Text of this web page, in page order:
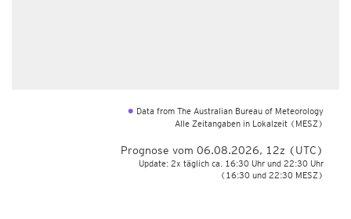
• Data from The Australian Bureau of Meteorology
Alle Zeitangaben in Lokalzeit (MESZ)
Prognose vom 06.08.2026, 12z (UTC)
Update: 2x täglich ca. 16:30 Uhr und 22:30 Uhr
(16:30 und 22:30 MESZ)